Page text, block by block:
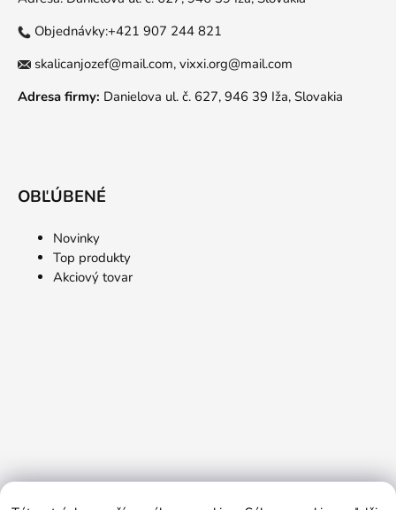
Objednávky:+421 907 244 821
skalicanjozef@mail.com, vixxi.org@mail.com
Adresa firmy: Danielova ul. č. 627, 946 39 Iža, Slovakia
OBĽÚBENÉ
Novinky
Top produkty
Akciový tovar